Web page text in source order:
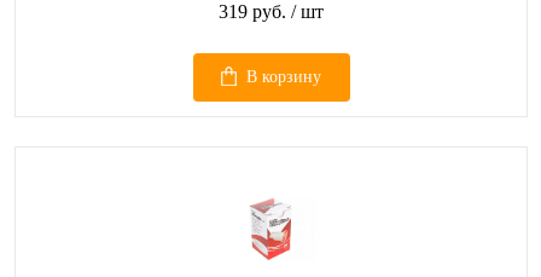
319 руб. / шт
В корзину